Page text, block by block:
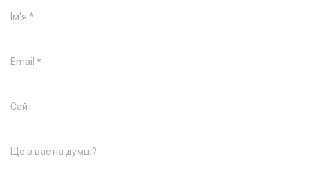
Ім'я *
Email *
Сайт
Що в вас на думці?